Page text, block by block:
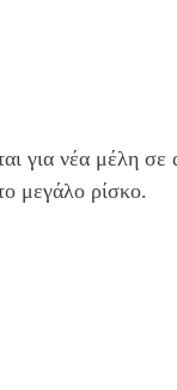
για νέα μέλη σε
μεγάλο ρίσκο.